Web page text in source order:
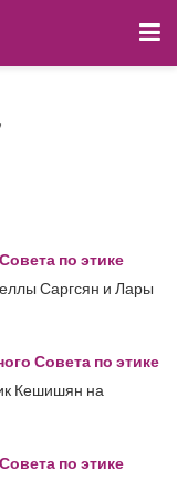
по этике
Саргсян и Лары
Совета по этике
Кешишян на
по этике